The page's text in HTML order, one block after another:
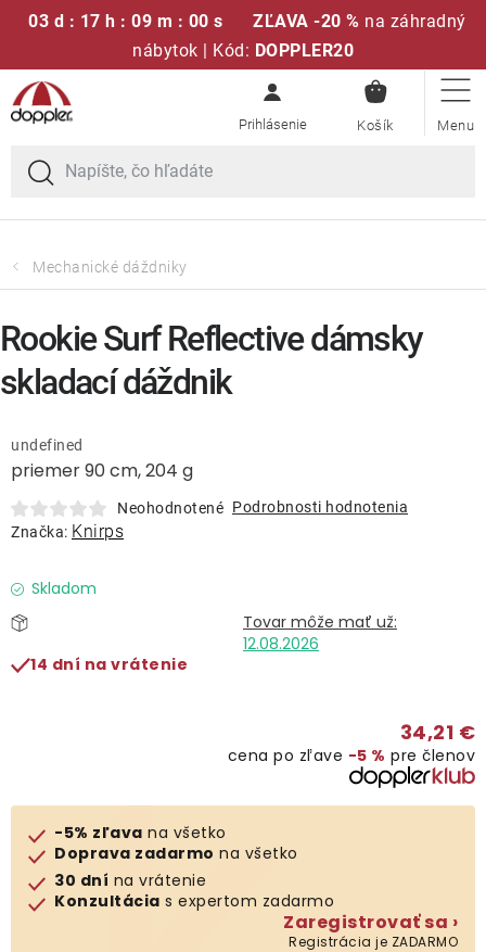
03 d : 17 h : 09 m : 00 s ZĽAVA -20 % na záhradný
nábytok | Kód: DOPPLER20
Prejsť
na
obsah
KOŠÍK
Sedacie súpravy
Slnečníky
Polstre a sedáky
Predávané značky
Klub výhod
Mechanické dáždniky
priemer 90 cm, 204 g
undefined
Neohodnotené Podrobnosti hodnotenia
Značka: Knirps
Skladom
12.08.2026
14 dní na vrátenie
34,21 €
cena po zľave −5 % pre členov
-5% zľava na všetko
Doprava zadarmo na všetko
30 dní na vrátenie
Konzultácia s expertom zadarmo
Zaregistrovať sa ›
Registrácia je ZADARMO
Rookie Surf Reflective dámsky
skladací dáždnik